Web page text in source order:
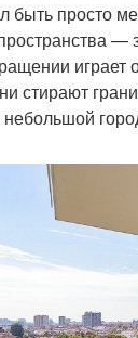
быть просто
стирают